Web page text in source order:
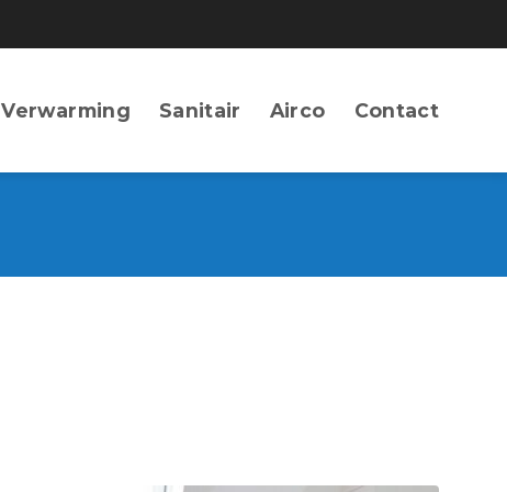
Verwarming Sanitair Airco Contact